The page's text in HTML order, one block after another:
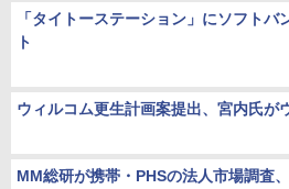
「タイトーステーション」にソフト
ト
ウィルコム更生計画案提出、宮内氏が
MM総研が携帯・PHSの法人市場調査